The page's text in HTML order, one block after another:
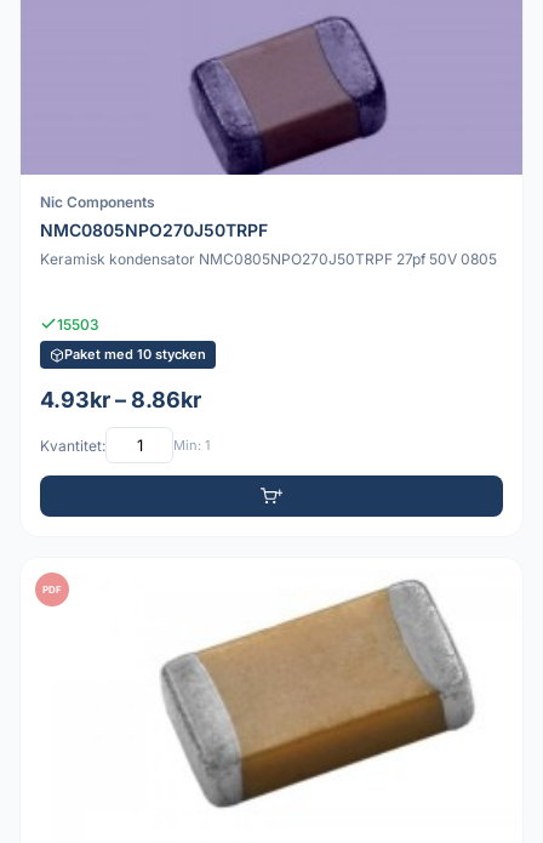
Nic Components
NMC0805NPO270J50TRPF
Keramisk kondensator NMC0805NPO270J50TRPF 27pf 50V 0805
15503
Paket med 10 stycken
4.93kr – 8.86kr
Kvantitet: Min: 1
PDF